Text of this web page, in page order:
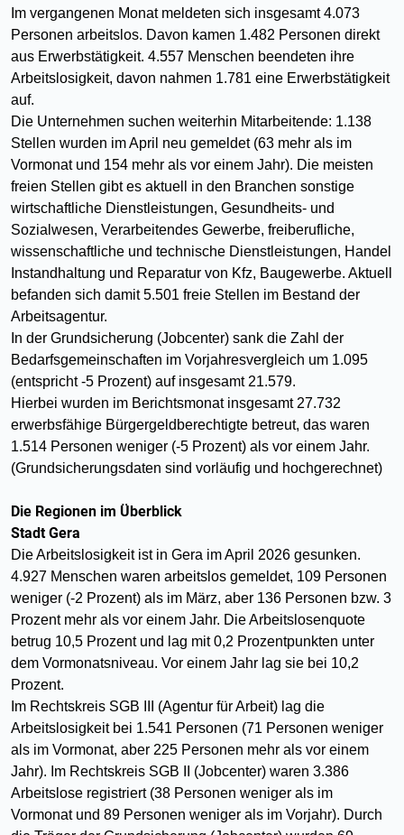
Im vergangenen Monat meldeten sich insgesamt 4.073
Personen arbeitslos. Davon kamen 1.482 Personen direkt
aus Erwerbstätigkeit. 4.557 Menschen beendeten ihre
Arbeitslosigkeit, davon nahmen 1.781 eine Erwerbstätigkeit
auf.
Die Unternehmen suchen weiterhin Mitarbeitende: 1.138
Stellen wurden im April neu gemeldet (63 mehr als im
Vormonat und 154 mehr als vor einem Jahr). Die meisten
freien Stellen gibt es aktuell in den Branchen sonstige
wirtschaftliche Dienstleistungen, Gesundheits- und
Sozialwesen, Verarbeitendes Gewerbe, freiberufliche,
wissenschaftliche und technische Dienstleistungen, Handel
Instandhaltung und Reparatur von Kfz, Baugewerbe. Aktuell
befanden sich damit 5.501 freie Stellen im Bestand der
Arbeitsagentur.
In der Grundsicherung (Jobcenter) sank die Zahl der
Bedarfsgemeinschaften im Vorjahresvergleich um 1.095
(entspricht -5 Prozent) auf insgesamt 21.579.
Hierbei wurden im Berichtsmonat insgesamt 27.732
erwerbsfähige Bürgergeldberechtigte betreut, das waren
1.514 Personen weniger (-5 Prozent) als vor einem Jahr.
(Grundsicherungsdaten sind vorläufig und hochgerechnet)
Die Regionen im Überblick
Stadt Gera
Die Arbeitslosigkeit ist in Gera im April 2026 gesunken.
4.927 Menschen waren arbeitslos gemeldet, 109 Personen
weniger (-2 Prozent) als im März, aber 136 Personen bzw. 3
Prozent mehr als vor einem Jahr. Die Arbeitslosenquote
betrug 10,5 Prozent und lag mit 0,2 Prozentpunkten unter
dem Vormonatsniveau. Vor einem Jahr lag sie bei 10,2
Prozent.
Im Rechtskreis SGB III (Agentur für Arbeit) lag die
Arbeitslosigkeit bei 1.541 Personen (71 Personen weniger
als im Vormonat, aber 225 Personen mehr als vor einem
Jahr). Im Rechtskreis SGB II (Jobcenter) waren 3.386
Arbeitslose registriert (38 Personen weniger als im
Vormonat und 89 Personen weniger als im Vorjahr). Durch